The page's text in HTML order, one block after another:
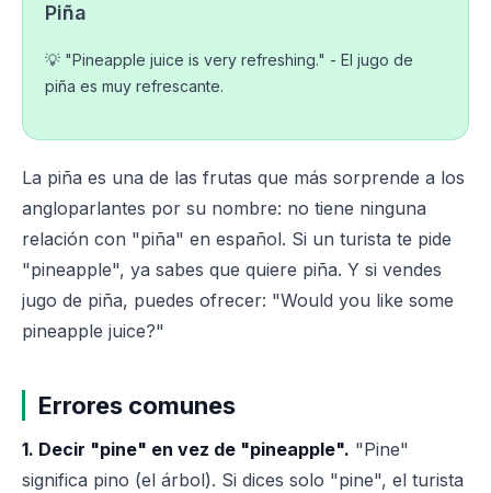
Piña
💡 "Pineapple juice is very refreshing." - El jugo de
piña es muy refrescante.
La piña es una de las frutas que más sorprende a los
angloparlantes por su nombre: no tiene ninguna
relación con "piña" en español. Si un turista te pide
"pineapple", ya sabes que quiere piña. Y si vendes
jugo de piña, puedes ofrecer: "Would you like some
pineapple juice?"
Errores comunes
1. Decir "pine" en vez de "pineapple". "Pine"
significa pino (el árbol). Si dices solo "pine", el turista